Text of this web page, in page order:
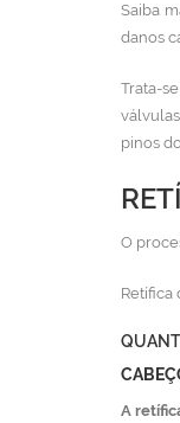
Saiba
danos
Trata-
pinos
O
Retífica
A